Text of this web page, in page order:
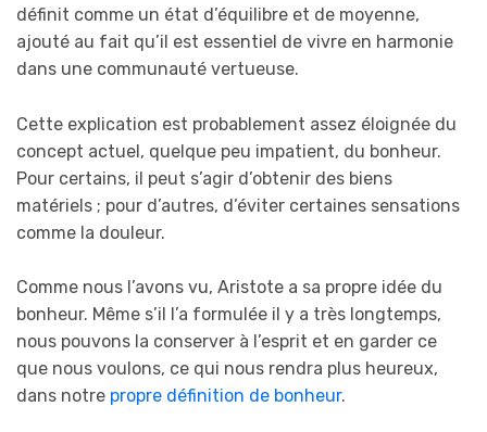
définit comme un état d’équilibre et de moyenne,
ajouté au fait qu’il est essentiel de vivre en harmonie
dans une communauté vertueuse.
Cette explication est probablement assez éloignée du
concept actuel, quelque peu impatient, du bonheur.
Pour certains, il peut s’agir d’obtenir des biens
matériels ; pour d’autres, d’éviter certaines sensations
comme la douleur.
Comme nous l’avons vu, Aristote a sa propre idée du
bonheur. Même s’il l’a formulée il y a très longtemps,
nous pouvons la conserver à l’esprit et en garder ce
que nous voulons, ce qui nous rendra plus heureux,
dans notre propre définition de bonheur.